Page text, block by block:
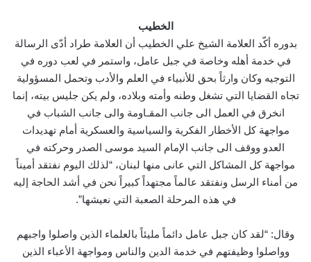
الخطيب
بدوره أكّد العلامة الشيخ علي الخطيب أن العلامة طراد أدّى الرسالة
في خدمة أهله وخاصة في جبل عامل، واستمر في لعب دوره في
التوجيه وكان وارثاً بحق للأنبياء في العلم والأدب وتحمل المسؤولية
تجاه القضايا التي تشغل وطنه وأمته وبلاده، ولم يكن جليس بيته، إنما
انخرق في العمل الى جانب المقـاومة والى جانب الشباب في
مواجهة كل الأخطار الفكرية والسياسية والعسكرية أمام تهديدات
العدو ووقف الى جانب الإمام السيد موسى الصدر وحركته في
مواجهة كل المشاكل التي عانى منها لبنان، “لذلك اليوم نفتقد أميناً
من أمناء الرسل ونفتقد عالماً مجتهداً كبيراً نحن في أشد الحاجة إليه
في هذه المرحلة الصعبة التي نعيشها”.
وقال: “لقد كان جبل عامل دائماً مليئاً بالعلماء الذين واصلوا واجبهم
وواصلوا وظيفتهم في خدمة الدين والناس ومواجهة الأعباء الذين